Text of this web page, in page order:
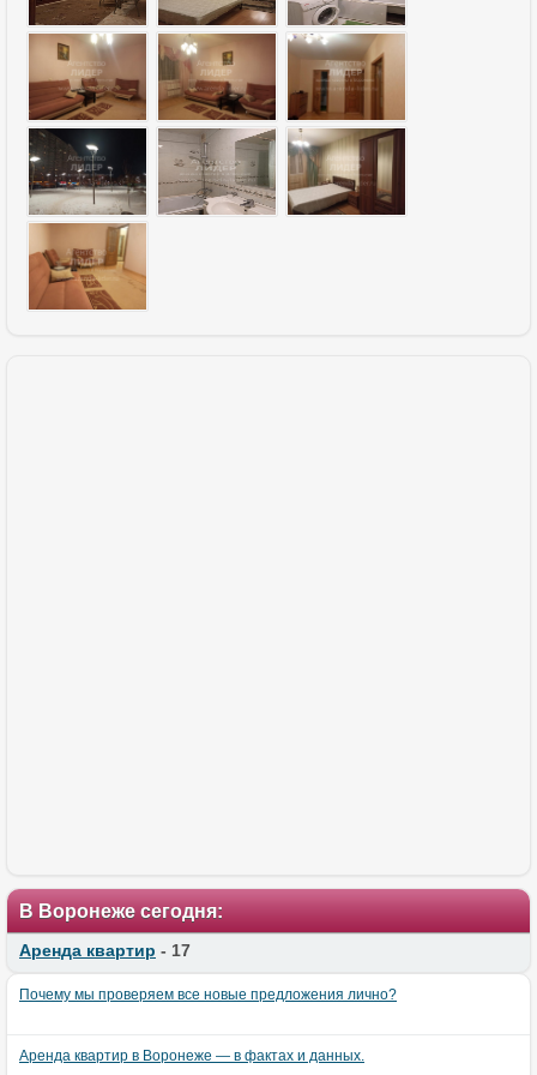
В Воронеже сегодня:
Аренда квартир - 17
Почему мы проверяем все новые предложения лично?
Аренда квартир в Воронеже — в фактах и данных.